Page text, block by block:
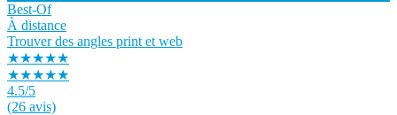
Best-Of
À distance
Trouver des angles print et web
★★★★★
★★★★★
4.5/5
(26 avis)